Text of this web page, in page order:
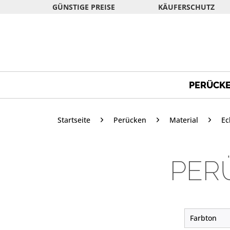
GÜNSTIGE PREISE KÄUFERSCHUTZ
Startseite Perücken Material
Farbton